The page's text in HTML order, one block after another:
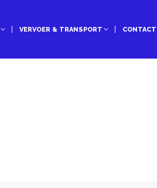
VERVOER & TRANSPORT CONTACT